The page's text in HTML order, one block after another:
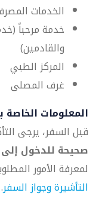
الخدمات
خدمة مرحباً
والقادمين)
المركز الطبي
غرف المصلى
المعلومات الخاصة
قبل السفر، يرجى
صحيحة للدخول إلى
لمعرفة الأمور
التأشيرة وجواز السفر.